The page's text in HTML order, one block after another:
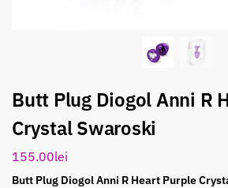
Butt Plug Diogol Anni R
Crystal Swaroski
155.00lei
Butt Plug Diogol Anni R Heart Purple